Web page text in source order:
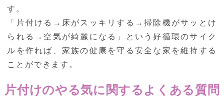
す。
「片付ける→床がスッキリする→掃除機がサッとけ
られる→空気が綺麗になる」という好循環のサイク
ルを作れば、家族の健康を守る安全な家を維持する
ことができます。
片付けのやる気に関するよくある質問